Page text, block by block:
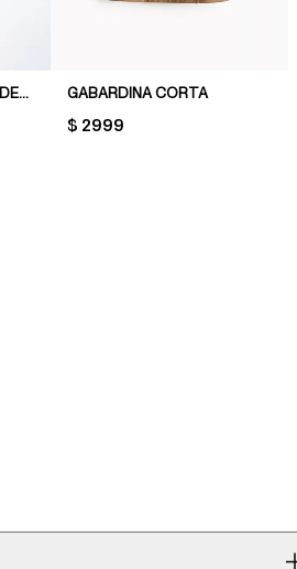
CAMPERA CON CUELLO DE PANA GABARDINA CORTA
PRICE:
$ 2999